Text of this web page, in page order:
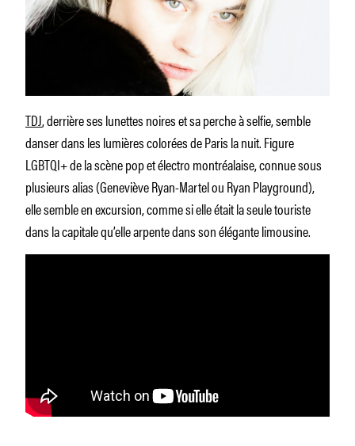
TDJ, derrière ses lunettes noires et sa perche à selfie, semble
danser dans les lumières colorées de Paris la nuit. Figure
LGBTQI+ de la scène pop et électro montréalaise, connue sous
plusieurs alias (Geneviève Ryan-Martel ou Ryan Playground),
elle semble en excursion, comme si elle était la seule touriste
dans la capitale qu’elle arpente dans son élégante limousine.